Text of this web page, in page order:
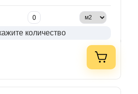
количество